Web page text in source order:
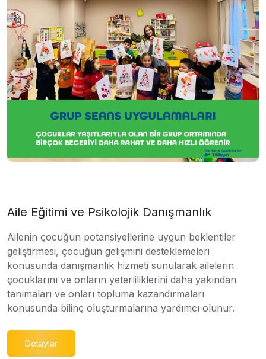
Aile Eğitimi ve Psikolojik Danışmanlık
Ailenin çocuğun potansiyellerine uygun beklentiler
geliştirmesi, çocuğun gelişmini desteklemeleri
konusunda danışmanlık hizmeti sunularak ailelerin
çocuklarını ve onların yeterliliklerini daha yakından
tanımaları ve onları topluma kazandırmaları
konusunda bilinç oluşturmalarına yardımcı olunur.
Detaylar